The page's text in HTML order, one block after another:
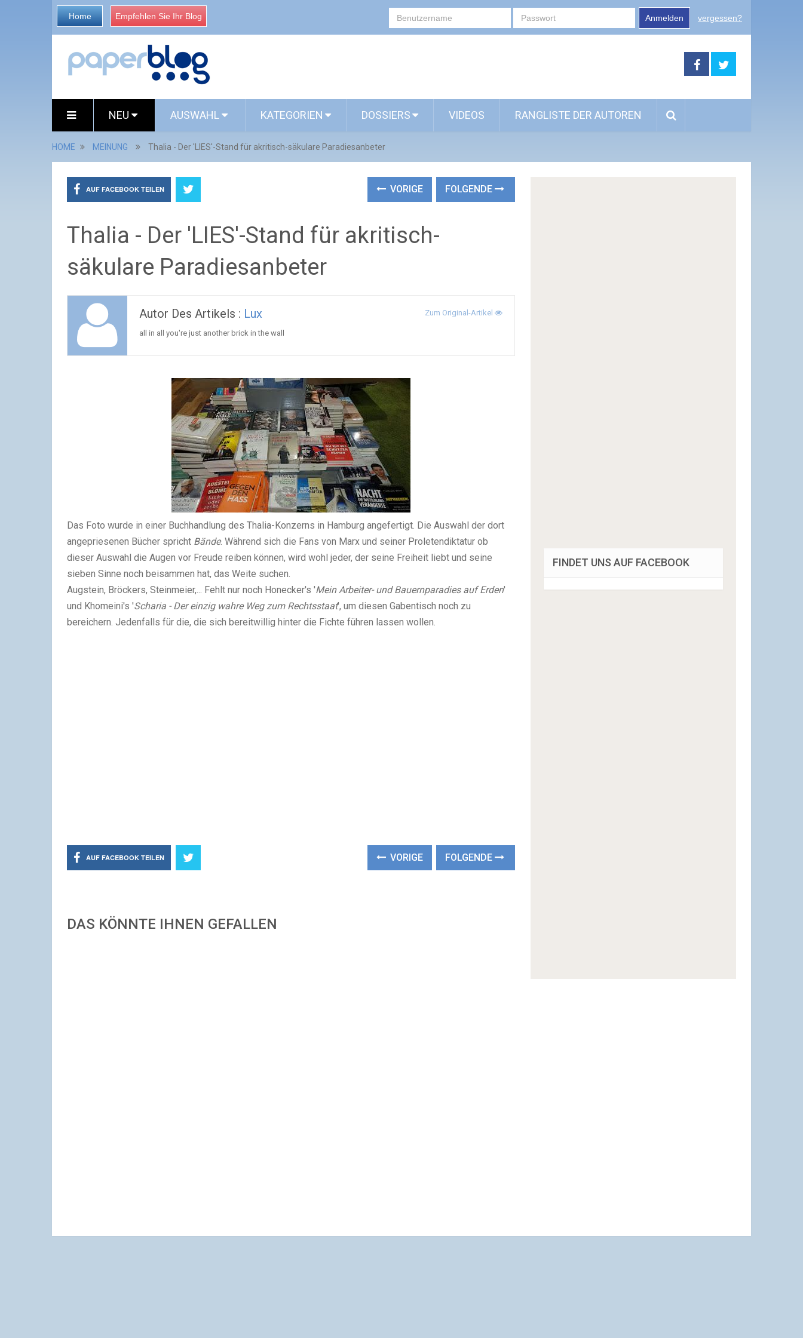
Home Empfehlen Sie Ihr Blog Anmelden vergessen?
NEU AUSWAHL KATEGORIEN DOSSIERS VIDEOS RANGLISTE DER AUTOREN
HOME MEINUNG Thalia - Der 'LIES'-Stand für akritisch-säkulare Paradiesanbeter
AUF FACEBOOK TEILEN VORIGE FOLGENDE
Thalia - Der 'LIES'-Stand für akritisch-
säkulare Paradiesanbeter
Autor Des Artikels : Lux Zum Original-Artikel
all in all you're just another brick in the wall
Das Foto wurde in einer Buchhandlung des Thalia-Konzerns in Hamburg angefertigt. Die Auswahl der dort
angepriesenen Bücher spricht Bände. Während sich die Fans von Marx und seiner Proletendiktatur ob
dieser Auswahl die Augen vor Freude reiben können, wird wohl jeder, der seine Freiheit liebt und seine
sieben Sinne noch beisammen hat, das Weite suchen.
Augstein, Bröckers, Steinmeier,... Fehlt nur noch Honecker's 'Mein Arbeiter- und Bauernparadies auf Erden'
und Khomeini's 'Scharia - Der einzig wahre Weg zum Rechtsstaat', um diesen Gabentisch noch zu
bereichern. Jedenfalls für die, die sich bereitwillig hinter die Fichte führen lassen wollen.
AUF FACEBOOK TEILEN VORIGE FOLGENDE
DAS KÖNNTE IHNEN GEFALLEN
FINDET UNS AUF FACEBOOK